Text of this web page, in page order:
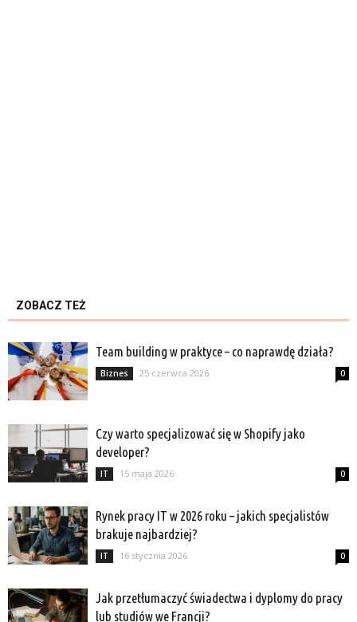
ZOBACZ TEŻ
Team building w praktyce – co naprawdę działa?
Biznes 25 czerwca 2026 0
Czy warto specjalizować się w Shopify jako
developer?
IT 15 maja 2026 0
Rynek pracy IT w 2026 roku – jakich specjalistów
brakuje najbardziej?
IT 16 stycznia 2026 0
Jak przetłumaczyć świadectwa i dyplomy do pracy
lub studiów we Francji?